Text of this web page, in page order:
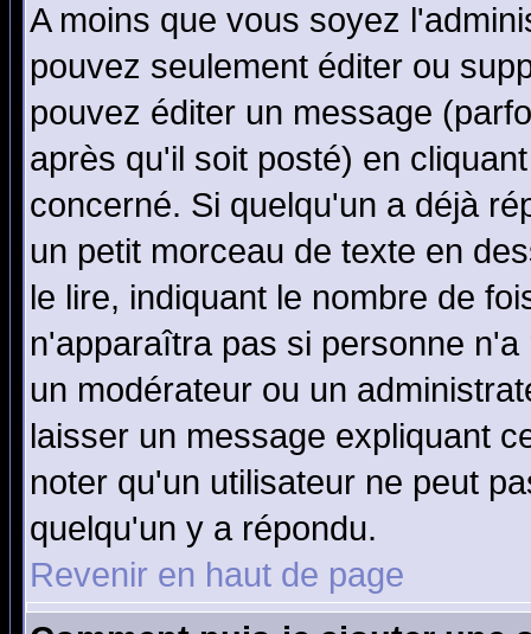
A moins que vous soyez
pouvez seulement éditer ou
pouvez éditer un message
après qu'il soit posté) en
concerné. Si quelqu'un a déjà
un petit morceau de texte en
le lire, indiquant le nombre de
n'apparaîtra pas si personne
un modérateur ou un
laisser un message expliquant
noter qu'un utilisateur ne peut
quelqu'un y a répondu.
Revenir en haut de page